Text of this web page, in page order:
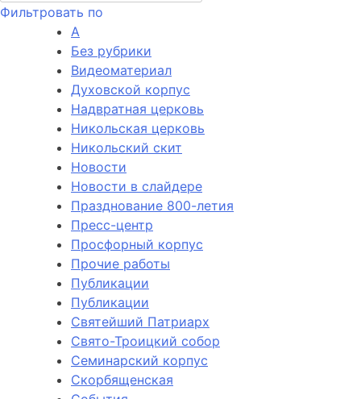
Фильтровать по
А
Без рубрики
Видеоматериал
Духовской корпус
Надвратная церковь
Никольская церковь
Никольский скит
Новости
Новости в слайдере
Празднование 800-летия
Пресс-центр
Просфорный корпус
Прочие работы
Публикации
Публикации
Святейший Патриарх
Свято-Троицкий собор
Семинарский корпус
Скорбященская